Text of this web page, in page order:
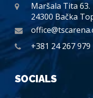
Maršala Tita 63.
24300 Bačka
+381 24 267 979
SOCIALS